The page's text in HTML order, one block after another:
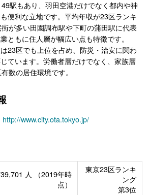
駅もあり、羽田空港だけでなく都内や神
便利な立地です。平均年収が23区ランキ
が多い田園調布駅や下町の蒲田駅に代表
ともに住人層が幅広い点も特徴です。
23区でも上位を占め、防災・治安に関わ
ています。労働者層だけでなく、家族層
数の居住環境です。
http://www.city.ota.tokyo.jp/
人
（2019年時
点）
東京23区ランキ
ング
第3位